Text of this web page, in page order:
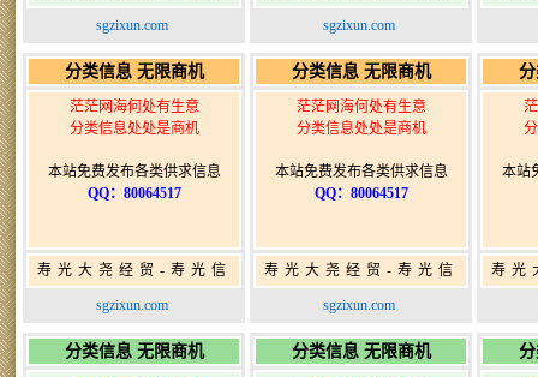
息网-免费信息发布网-
sgzixun.com
息网-免费信息发布网-
sgzixun.com
分类信息 无限商机
茫茫网海何处有生意
分类信息处处是商机
本站免费发布各类供求信息
QQ：80064517
寿光大尧经贸-寿光信
息网-免费信息发布网-
sgzixun.com
分类信息 无限商机
茫茫网海何处有生意
分类信息处处是商机
本站免费发布各类供求信息
QQ：80064517
寿光大尧经贸-寿光信
息网-免费信息发布网-
sgzixun.com
本站
寿光
分类信息 无限商机 分类信息 无限商机